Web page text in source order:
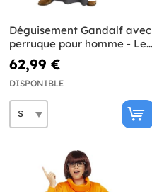
Déguisement Gandalf avec
perruque pour homme - Le
Seigneur des Anneaux
62,99 €
DISPONIBLE